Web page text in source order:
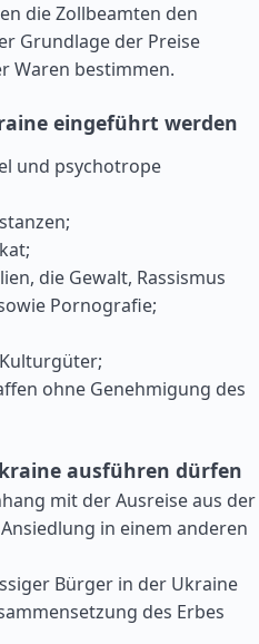
die Zollbeamten den
Grundlage der Preise
Waren bestimmen.
eingeführt werden
und psychotrope
die Gewalt, Rassismus
Pornografie;
ohne Genehmigung des
ausführen dürfen
mit der Ausreise aus der
in einem anderen
Bürger in der Ukraine
des Erbes